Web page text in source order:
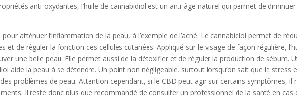
anti-oxydantes, l’huile de cannabidiol est un anti-âge naturel qui permet de diminuer
pour atténuer l’inflammation de la peau, à l’exemple de l’acné. Le cannabidiol permet de
et de réguler la fonction des cellules cutanées. Appliqué sur le visage de façon régulière,
une belle peau. Elle permet aussi de la détoxifier et de réguler la production de sébum.
aide la peau à se détendre. Un point non négligeable, surtout lorsqu’on sait que le stress
problèmes de peau. Attention cependant, si le CBD peut agir sur certains symptômes, il
Il reste donc plus que recommandé de consulter un professionnel de la santé en cas